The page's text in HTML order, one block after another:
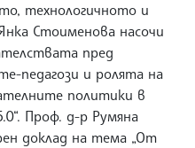
технологичното и
Стоименова насочи
пред
педагози и ролята на
политики в
Проф. д-р Румяна
доклад на тема „От